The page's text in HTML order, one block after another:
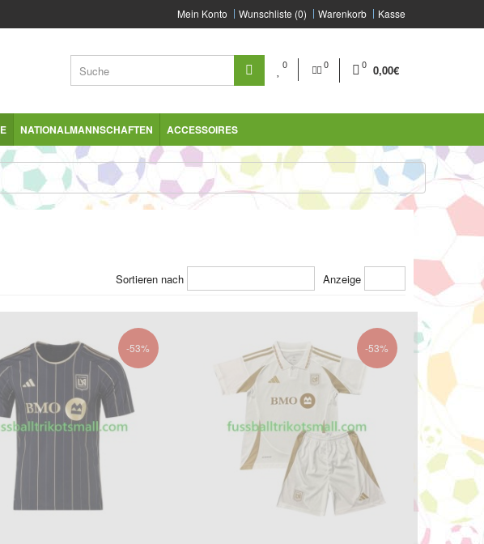
Mein Konto Wunschliste (0) Warenkorb Kasse
0 0 0 0,00€
NATIONALMANNSCHAFTEN ACCESSOIRES
Anzeige
Sortieren nach
-53% -53%